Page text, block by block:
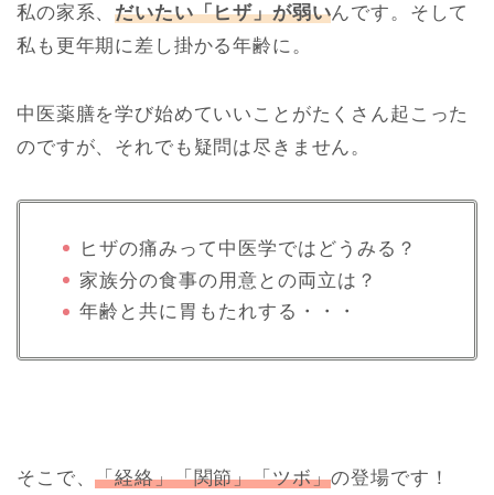
私の家系、だいたい「ヒザ」が弱いんです。そして
私も更年期に差し掛かる年齢に。
中医薬膳を学び始めていいことがたくさん起こった
のですが、それでも疑問は尽きません。
ヒザの痛みって中医学ではどうみる？
家族分の食事の用意との両立は？
年齢と共に胃もたれする・・・
そこで、「経絡」「関節」「ツボ」の登場です！